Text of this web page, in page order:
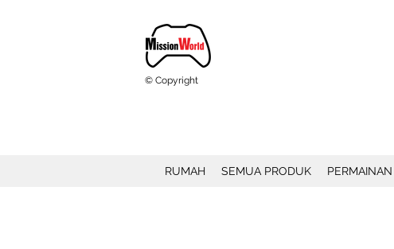
© Copyright
RUMAH SEMUA PRODUK